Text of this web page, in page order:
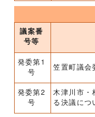
議案番
号等
発委第1
号
笠置町議会
発委第2
号
木津川市・
る決議につ